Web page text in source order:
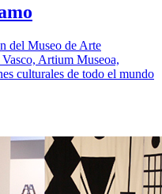
del Museo de Arte
Artium Museoa,
culturales de todo el mundo